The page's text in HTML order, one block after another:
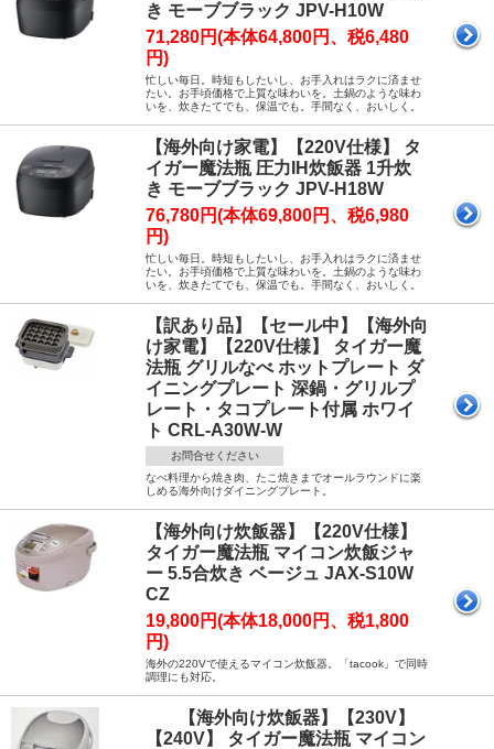
き モーブブラック JPV-H10W
71,280円(本体64,800円、税6,480
円)
忙しい毎日。時短もしたいし、お手入れはラクに済ませ
たい。お手頃価格で上質な味わいを。土鍋のような味わ
いを、炊きたてでも、保温でも。手間なく、おいしく。
【海外向け家電】【220V仕様】 タ
イガー魔法瓶 圧力IH炊飯器 1升炊
き モーブブラック JPV-H18W
76,780円(本体69,800円、税6,980
円)
忙しい毎日。時短もしたいし、お手入れはラクに済ませ
たい。お手頃価格で上質な味わいを。土鍋のような味わ
いを、炊きたてでも、保温でも。手間なく、おいしく。
【訳あり品】【セール中】【海外向
け家電】【220V仕様】 タイガー魔
法瓶 グリルなべ ホットプレート ダ
イニングプレート 深鍋・グリルプ
レート・タコプレート付属 ホワイ
ト CRL-A30W-W
お問合せください
なべ料理から焼き肉、たこ焼きまでオールラウンドに楽
しめる海外向けダイニングプレート。
【海外向け炊飯器】【220V仕様】
タイガー魔法瓶 マイコン炊飯ジャ
ー 5.5合炊き ベージュ JAX-S10W
CZ
19,800円(本体18,000円、税1,800
円)
海外の220Vで使えるマイコン炊飯器。「tacook」で同時
調理にも対応。
【海外向け炊飯器】【230V】
【240V】 タイガー魔法瓶 マイコン